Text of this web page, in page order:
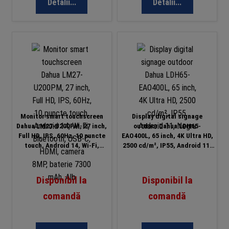
Detalii... Detalii...
Monitor smart touchscreen
Dahua LM27-U200PM, 27 inch,
Full HD, IPS, 60Hz, 10 puncte
touch, Android 14, Wi-Fi,
Bluetooth, USB-C, HDMI,
camera 8MP, baterie 7300 mAh,
Alb
Disponibil la
comandă
Display digital signage
outdoor Dahua LDH65-
EAO400L, 65 inch, 4K Ultra HD,
2500 cd/m², IP55, Android 11,
Disponibil la
comandă